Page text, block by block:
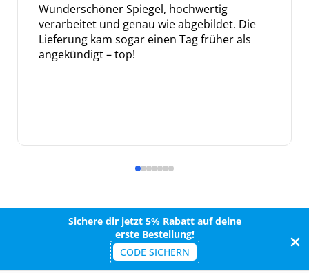
Wunderschöner Spiegel, hochwertig
verarbeitet und genau wie abgebildet. Die
Lieferung kam sogar einen Tag früher als
angekündigt – top!
Sichere dir jetzt 5% Rabatt auf deine
erste Bestellung!
CODE SICHERN